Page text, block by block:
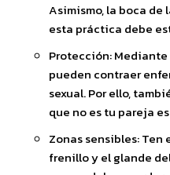
Asimismo, la boca de
esta práctica debe
Protección:
pueden contraer
sexual. Por ello,
que no es tu pareja
Zonas sensibles:
frenillo y el glande